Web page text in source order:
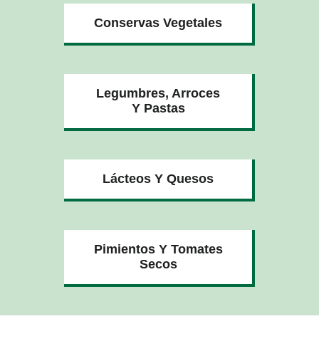
Conservas Vegetales
Legumbres, Arroces
Y Pastas
Lácteos Y Quesos
Pimientos Y Tomates
Secos